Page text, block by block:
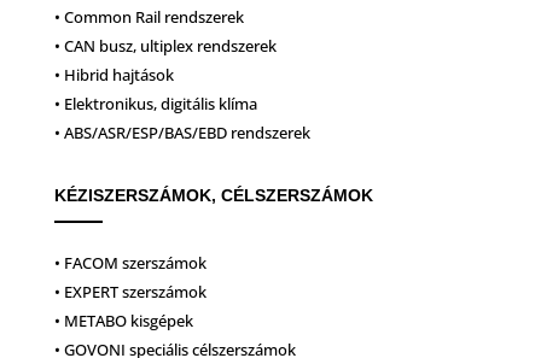
• Common Rail rendszerek
• CAN busz, ultiplex rendszerek
• Hibrid hajtások
• Elektronikus, digitális klíma
• ABS/ASR/ESP/BAS/EBD rendszerek
KÉZISZERSZÁMOK, CÉLSZERSZÁMOK
• FACOM szerszámok
• EXPERT szerszámok
• METABO kisgépek
• GOVONI speciális célszerszámok